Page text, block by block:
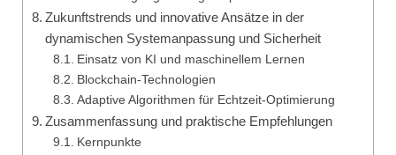
Zukunftstrends und innovative Ansätze in der
dynamischen Systemanpassung und Sicherheit
Einsatz von KI und maschinellem Lernen
Blockchain-Technologien
Adaptive Algorithmen für Echtzeit-Optimierung
Zusammenfassung und praktische Empfehlungen
Kernpunkte